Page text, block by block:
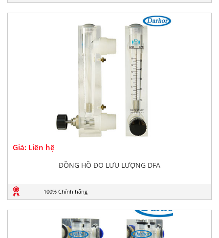
Giá: Liên hệ
ĐỒNG HỒ ĐO LƯU LƯỢNG DFA
100% Chính hãng